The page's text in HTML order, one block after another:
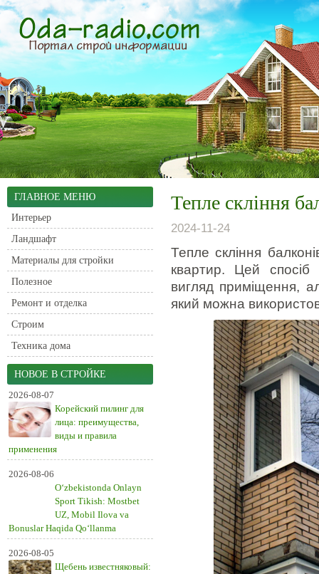
ГЛАВНОЕ МЕНЮ
Интерьер
Ландшафт
Материалы для стройки
Полезное
Ремонт и отделка
Строим
Техника дома
НОВОЕ В СТРОЙКЕ
2026-08-07
Корейский пилинг для
лица: преимущества,
виды и правила
применения
2026-08-06
O‘zbekistonda Onlayn
Sport Tikish: Mostbet
UZ, Mobil Ilova va
Bonuslar Haqida Qo‘llanma
2026-08-05
Щебень известняковый:
Тепле скління
2024-11-24
Тепле скління
квартир. Цей спосіб
вигляд приміщення,
який можна